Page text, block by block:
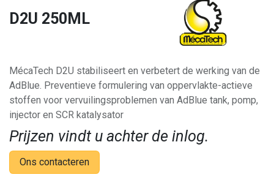
D2U 250ML
MécaTech D2U stabiliseert en verbetert de werking van de
AdBlue. Preventieve formulering van oppervlakte-actieve
stoffen voor vervuilingsproblemen van AdBlue tank, pomp,
injector en SCR katalysator
Prijzen vindt u achter de inlog.
Ons contacteren